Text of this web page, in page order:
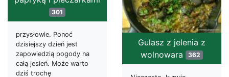
301
przysłowie. Ponoć
dzisiejszy dzień jest
zapowiedzią pogody na
całą jesień. Może warto
dziś trochę
Gulasz z jelenia z
wolnowara 362